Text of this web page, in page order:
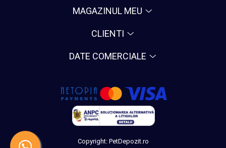
MAGAZINUL MEU
CLIENTI
DATE COMERCIALE
Copyright: PetDepozit.ro